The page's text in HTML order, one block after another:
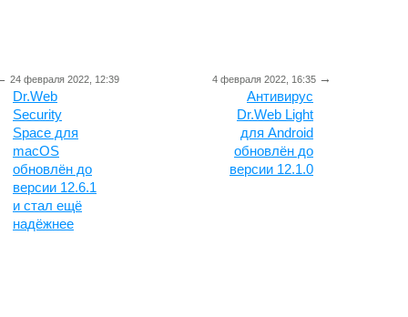
24 февраля 2022, 12:39
Dr.Web
Security
Space для
macOS
обновлён до
версии 12.6.1
и стал ещё
надёжнее
4 февраля 2022, 16:35 →
Антивирус
Dr.Web Light
для Android
обновлён до
версии 12.1.0